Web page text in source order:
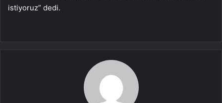
istiyoruz” dedi.